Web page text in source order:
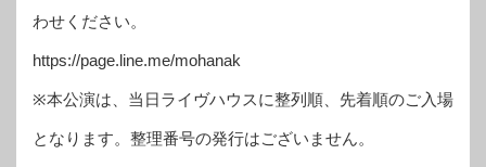
わせください。
https://page.line.me/mohanak
※本公演は、当日ライヴハウスに整列順、先着順のご入場
となります。整理番号の発行はございません。